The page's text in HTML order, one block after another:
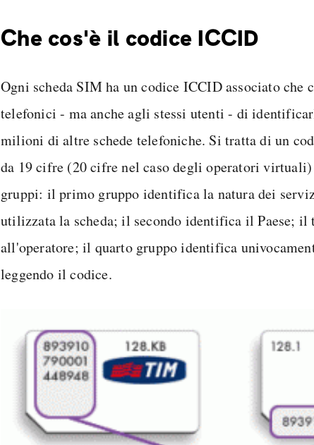
Che cos'è il codice ICCID
Ogni scheda SIM ha un codice ICCID associato che
telefonici - ma anche agli stessi utenti - di
milioni di altre schede telefoniche. Si tratta di un
da 19 cifre (20 cifre nel caso degli operatori
gruppi: il primo gruppo identifica la natura dei
utilizzata la scheda; il secondo identifica il Paese; il
all'operatore; il quarto gruppo identifica
leggendo il codice.